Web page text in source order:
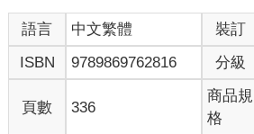
語言 中文繁體 裝訂
ISBN
9789869762816 分級
頁數 336
商品規
格